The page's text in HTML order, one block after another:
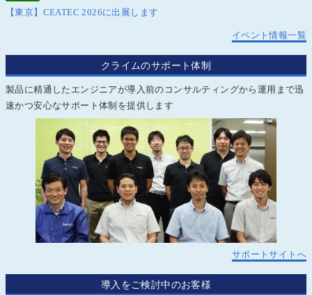
【東京】CEATEC 2026に出展します
イベント情報一覧
クライムのサポート体制
製品に精通したエンジニアが導入前のコンサルティングから運用まで迅
速かつ安心なサポート体制を提供します
サポートサイトへ
導入をご検討中のお客様